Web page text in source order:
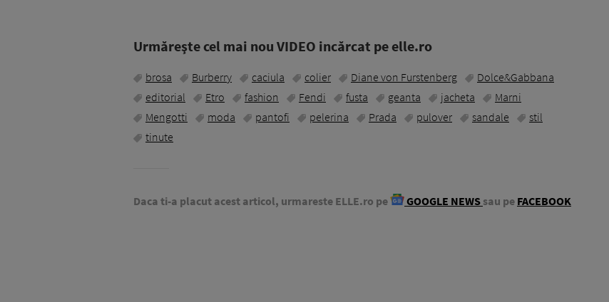
Urmăreşte cel mai nou VIDEO incărcat pe elle.ro
brosa Burberry caciula colier Diane von Furstenberg
Dolce&Gabbana
editorial
Etro fashion Fendi fusta geanta jacheta
Marni
Mengotti
moda pantofi pelerina Prada pulover sandale
stil
tinute
Daca ti-a placut acest articol, urmareste ELLE.ro pe GOOGLE NEWS sau pe FACEBOOK